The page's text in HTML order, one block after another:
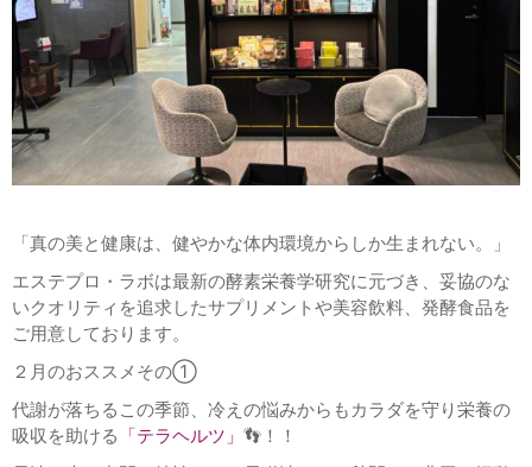
「真の美と健康は、健やかな体内環境からしか生まれない。」
エステプロ・ラボは最新の酵素栄養学研究に元づき、妥協のな
いクオリティを追求したサプリメントや美容飲料、発酵食品を
ご用意しております。
２月のおススメその①
代謝が落ちるこの季節、冷えの悩みからもカラダを守り栄養の
吸収を助ける 「テラヘルツ」 👣！！